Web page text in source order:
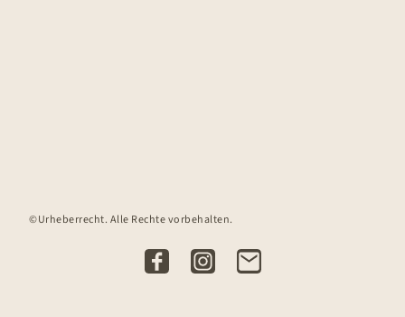
©Urheberrecht. Alle Rechte vorbehalten.